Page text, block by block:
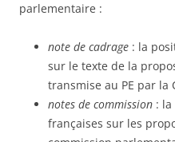
parlementaire :
note de cadrage : la
sur le texte de la
transmise au PE par la
notes de commission :
françaises sur les